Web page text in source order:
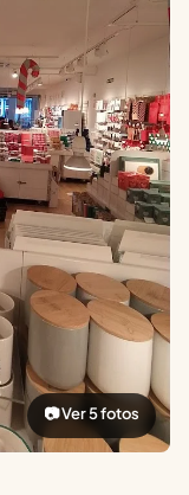
📷 Ver 5 fotos